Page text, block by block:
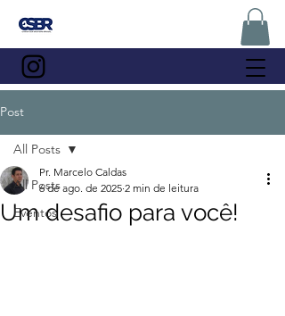
Post
All Posts
Eventos
All Posts
Um desafio para você!
Pr. Marcelo Caldas
6 de ago. de 2025 2 min de leitura